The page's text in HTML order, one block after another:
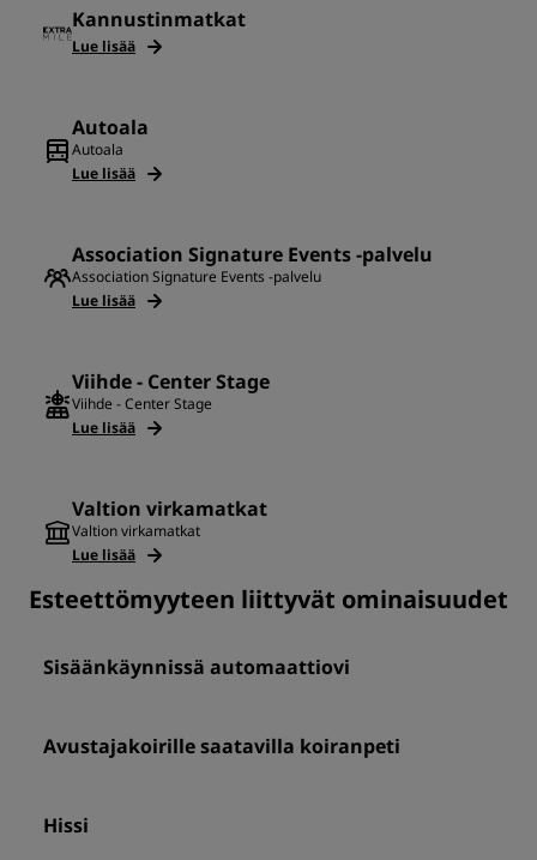
Kannustinmatkat
Lue lisää
Autoala
Autoala
Lue lisää
Association Signature Events -palvelu
Association Signature Events -palvelu
Lue lisää
Viihde - Center Stage
Viihde - Center Stage
Lue lisää
Valtion virkamatkat
Valtion virkamatkat
Lue lisää
Esteettömyyteen liittyvät ominaisuudet
Sisäänkäynnissä automaattiovi
Avustajakoirille saatavilla koiranpeti
Hissi